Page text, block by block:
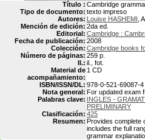
Título : Cambridge
Tipo de documento: texto impreso
Autores: Louise HASHEMI ,
Mención de edición: 2da ed.
Editorial: Cambridge :
Fecha de publicación: 2008
Colección: Cambridge books
Número de páginas: 259 p.
Il.: il., fot.
Material de
acompañamiento:
1 CD
ISBN/ISSN/DL: 978-0-521-69087-4
Nota general: For updated exam
Palabras clave: INGLES -
PRELIMINARY
Clasificación: 425
Resumen: Provides complete
includes the full
grammar